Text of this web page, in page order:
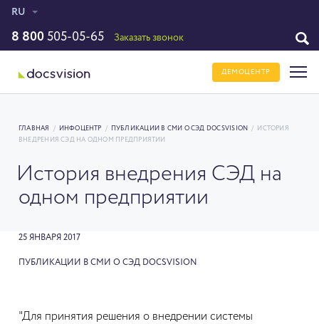
RU
8 800 505-05-65 Заказать звонок
ДЕМОЦЕНТР
ГЛАВНАЯ / ИНФОЦЕНТР / ПУБЛИКАЦИИ В СМИ О СЭД DOCSVISION /
ИСТОРИЯ
ВНЕДРЕНИЯ СЭД НА ОДНОМ ПРЕДПРИЯТИИ
История внедрения СЭД на
одном предприятии
25 ЯНВАРЯ 2017
ПУБЛИКАЦИИ В СМИ О СЭД DOCSVISION
"Для принятия решения о внедрении системы